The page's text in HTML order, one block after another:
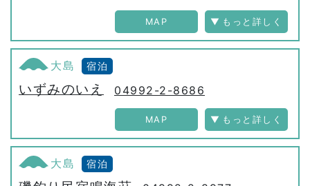
MAP
大島 宿泊
いずみのいえ 04992-2-8686
MAP
大島 宿泊